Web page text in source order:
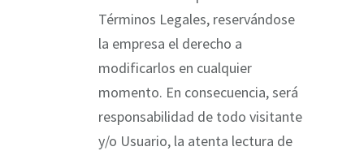
Términos Legales, reservándose
la empresa el derecho a
modificarlos en cualquier
momento. En consecuencia, será
responsabilidad de todo visitante
y/o Usuario, la atenta lectura de